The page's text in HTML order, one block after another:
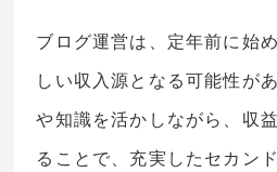
ブログ運営は、定年前に始
しい収入源となる可能性が
や知識を活かしながら、収
ることで、充実したセカン